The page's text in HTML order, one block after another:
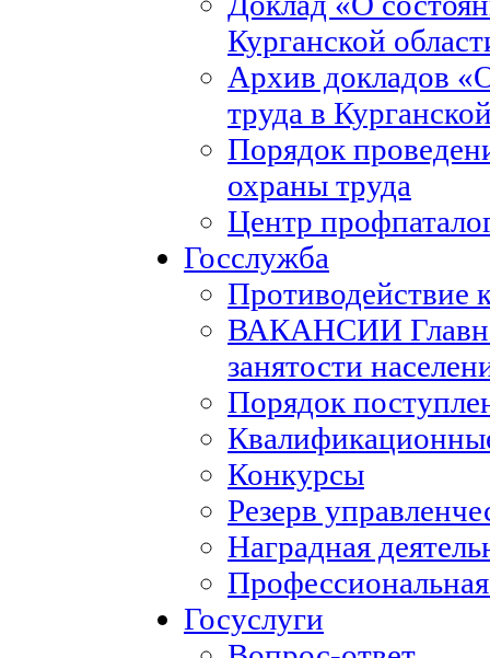
Курганской
Архив докладов
труда в
Порядок
охраны труда
Центр
Госслужба
Противодействие
ВАКАНСИИ
занятости
Порядок
Конкурсы
Резерв
Наградная
Госуслуги